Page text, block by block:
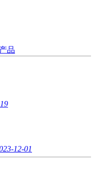
品
12-01